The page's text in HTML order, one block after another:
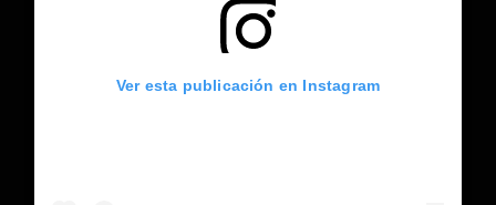
Ver esta publicación en Instagram